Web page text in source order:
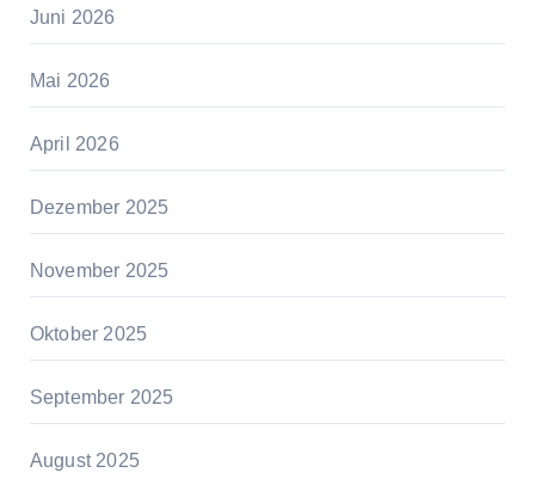
Juni 2026
Mai 2026
April 2026
Dezember 2025
November 2025
Oktober 2025
September 2025
August 2025